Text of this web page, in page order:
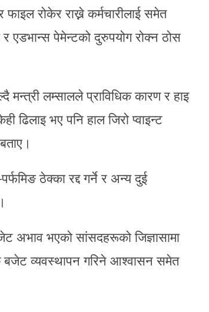
रोकेर राख्ने कर्मचारीलाई समेत
पेमेन्टको दुरुपयोग रोक्न ठोस
मन्त्री लम्सालले प्राविधिक कारण र हाइ
ढिलाइ भए पनि हाल जिरो प्वाइन्ट
ठेक्का रद्द गर्ने र अन्य दुई
अभाव भएको सांसदहरूको जिज्ञासामा
बजेट व्यवस्थापन गरिने आश्वासन समेत